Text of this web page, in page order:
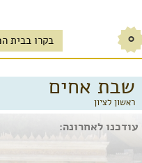
0 בקרו בבית
שבת אחים
ראשון לציון
עודכנו לאחרונה: